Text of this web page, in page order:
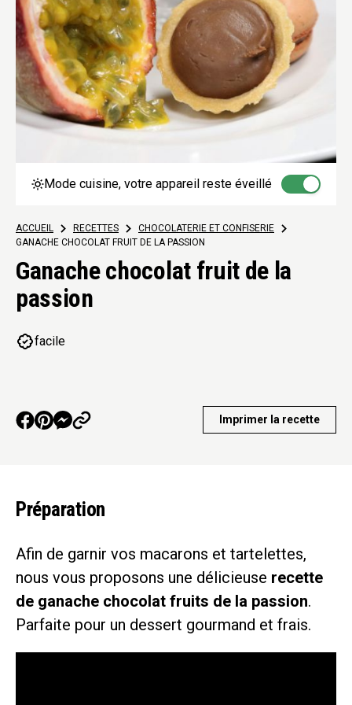
Mode cuisine, votre appareil reste éveillé
ACCUEIL > RECETTES > CHOCOLATERIE ET CONFISERIE
>
GANACHE CHOCOLAT FRUIT DE LA PASSION
Ganache chocolat fruit de la
passion
facile
Imprimer la recette
Préparation
Afin de garnir vos macarons et tartelettes,
nous vous proposons une délicieuse recette
de ganache chocolat fruits de la passion.
Parfaite pour un dessert gourmand et frais.